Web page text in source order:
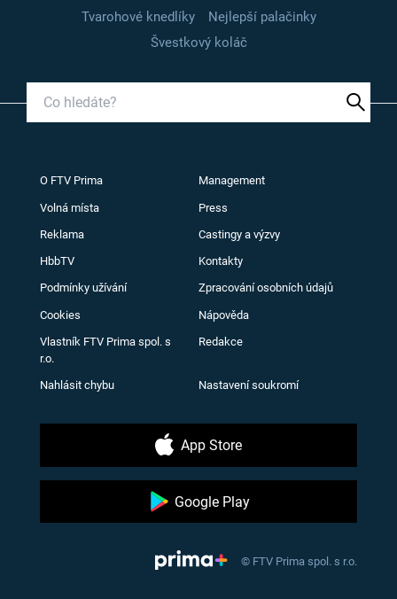
Tvarohové knedlíky
Nejlepší palačinky
Švestkový koláč
O FTV Prima Management
Volná místa Press
Reklama Castingy a výzvy
HbbTV Kontakty
Podmínky užívání Zpracování osobních údajů
Cookies Nápověda
Vlastník FTV Prima spol. s
r.o.
Redakce
Nahlásit chybu Nastavení soukromí
App Store
Google Play
© FTV Prima spol. s r.o.